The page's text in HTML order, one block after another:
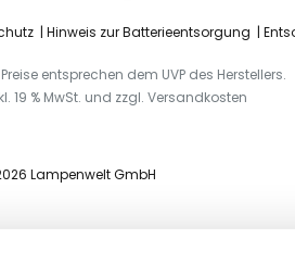
Hinweis zur Batterieentsorgung
entsprechen dem UVP des Herstellers.
19 % MwSt. und zzgl. Versandkosten
Lampenwelt GmbH